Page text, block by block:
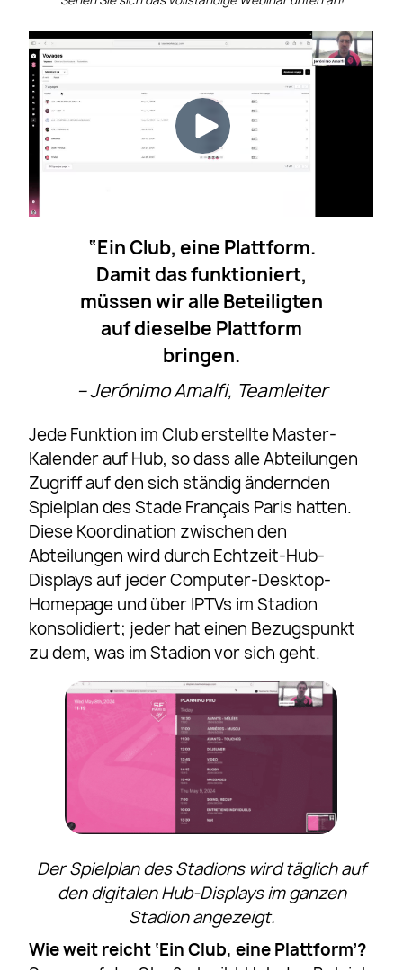
“Ein Club, eine Plattform.
Damit das funktioniert,
müssen wir alle Beteiligten
auf dieselbe Plattform
bringen.
– Jerónimo Amalfi, Teamleiter
Jede Funktion im Club erstellte Master-
Kalender auf Hub, so dass alle Abteilungen
Zugriff auf den sich ständig ändernden
Spielplan des Stade Français Paris hatten.
Diese Koordination zwischen den
Abteilungen wird durch Echtzeit-Hub-
Displays auf jeder Computer-Desktop-
Homepage und über IPTVs im Stadion
konsolidiert; jeder hat einen Bezugspunkt
zu dem, was im Stadion vor sich geht.
Der Spielplan des Stadions wird täglich auf
den digitalen Hub-Displays im ganzen
Stadion angezeigt.
Wie weit reicht ‘Ein Club, eine Plattform’?